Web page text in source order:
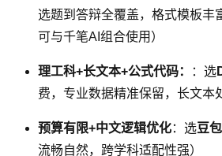
选题到答辩全覆盖，格式模板丰
可与千笔AI组合使用）
理工科+长文本+公式代码： ：选
费，专业数据精准保留，长文本
预算有限+中文逻辑优化：选豆包
流畅自然，跨学科适配性强）